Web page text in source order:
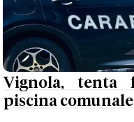
Vignola, tenta
piscina